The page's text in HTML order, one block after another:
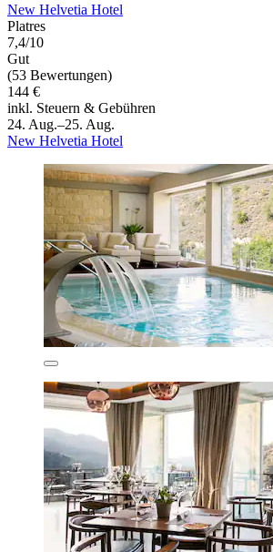
New Helvetia Hotel
Platres
7,4/10
Gut
(53 Bewertungen)
144 €
inkl. Steuern & Gebühren
24. Aug.–25. Aug.
New Helvetia Hotel